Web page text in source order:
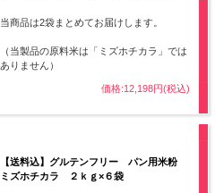
当商品は2袋まとめてお届けします。
（当製品の原料米は「ミズホチカラ」では
ありません）
価格:12,198円(税込)
【送料込】グルテンフリー パン用米粉
ミズホチカラ ２ｋｇ×６袋